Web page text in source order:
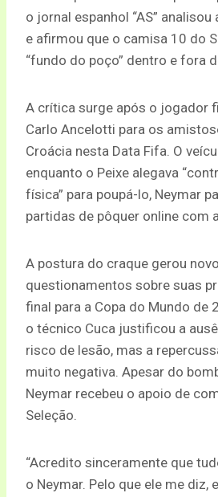
o jornal espanhol “AS”
e afirmou que o camisa 10 do
“fundo do poço” dentro e fora
A crítica surge após o jogador
Carlo Ancelotti para os
Croácia nesta Data Fifa. O
enquanto o Peixe alegava
física” para poupá-lo, Neymar
partidas de pôquer online com
A postura do craque gerou
questionamentos sobre suas
final para a Copa do Mundo de
o técnico Cuca justificou a
risco de lesão, mas a
muito negativa. Apesar do
Neymar recebeu o apoio de
Seleção.
“Acredito sinceramente que
o Neymar. Pelo que ele me diz,